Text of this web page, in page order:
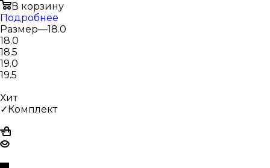
В корзину
Подробнее
Размер—18.0
18.0
18.5
19.0
19.5
Хит
✓Комплект